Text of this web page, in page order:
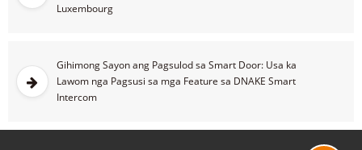
Luxembourg
Gihimong Sayon ang Pagsulod sa Smart Door: Usa ka
Lawom nga Pagsusi sa mga Feature sa DNAKE Smart
Intercom